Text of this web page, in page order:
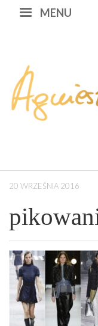
MENU
20 WRZEŚNIA 2016